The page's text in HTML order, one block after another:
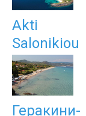
Akti
Salonikiou
Геракини-